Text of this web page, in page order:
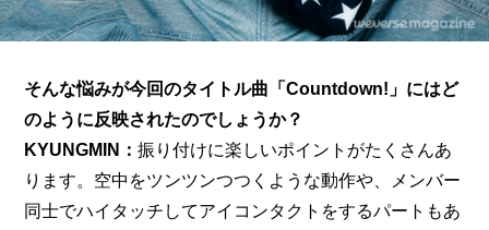
そんな悩みが今回のタイトル曲「Countdown!」にはど
のように反映されたのでしょうか？
KYUNGMIN：振り付けに楽しいポイントがたくさんあ
ります。空中をツンツンつつくような動作や、メンバー
同士でハイタッチしてアイコンタクトをするパートもあ